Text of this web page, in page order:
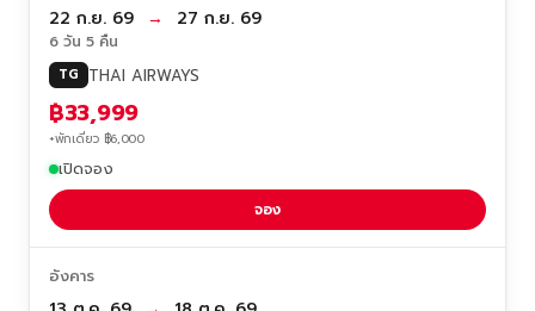
22 ก.ย. 69 → 27 ก.ย. 69
6 วัน 5 คืน
TG THAI AIRWAYS
฿33,999
+พักเดี่ยว ฿6,000
เปิดจอง
จอง
อังคาร